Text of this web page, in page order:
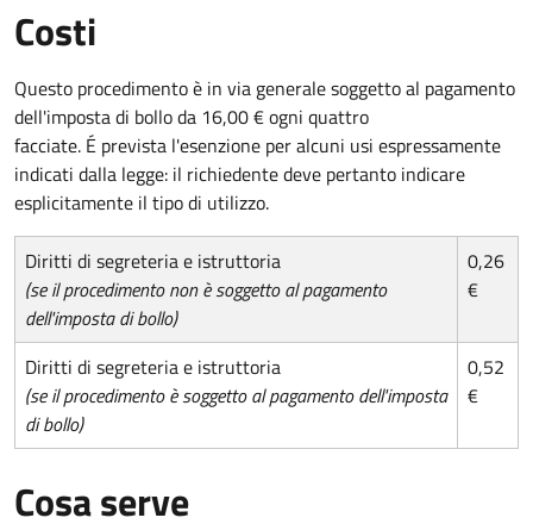
Costi
Questo procedimento è in via generale soggetto al pagamento
dell'imposta di bollo da 16,00 € ogni quattro
facciate. É prevista l'esenzione per alcuni usi espressamente
indicati dalla legge: il richiedente deve pertanto indicare
esplicitamente il tipo di utilizzo.
Diritti di segreteria e istruttoria
(se il procedimento non è soggetto al pagamento
dell'imposta di bollo)
0,26
€
Diritti di segreteria e istruttoria
(se il procedimento è soggetto al pagamento dell'imposta
di bollo)
0,52
€
Cosa serve